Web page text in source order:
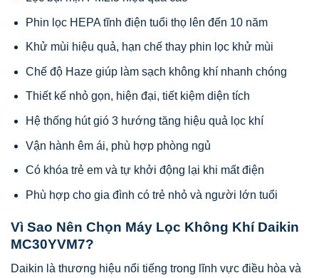
Phin lọc HEPA tĩnh điện tuổi thọ lên đến 10 năm
Khử mùi hiệu quả, hạn chế thay phin lọc khử mùi
Chế độ Haze giúp làm sạch không khí nhanh chóng
Thiết kế nhỏ gọn, hiện đại, tiết kiệm diện tích
Hệ thống hút gió 3 hướng tăng hiệu quả lọc khí
Vận hành êm ái, phù hợp phòng ngủ
Có khóa trẻ em và tự khởi động lại khi mất điện
Phù hợp cho gia đình có trẻ nhỏ và người lớn tuổi
Vì Sao Nên Chọn Máy Lọc Không Khí Daikin
MC30YVM7?
Daikin là thương hiệu nổi tiếng trong lĩnh vực điều hòa và